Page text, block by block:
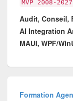
MVP 2008-
Audit, Conseil,
AI Integration
MAUI, WPF/
Formation